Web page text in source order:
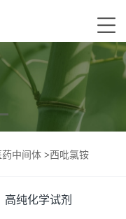
药中间体 >西吡氯铵
高纯化学试剂